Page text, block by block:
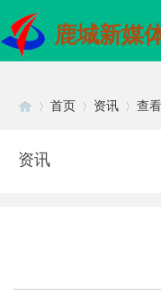
鹿城新媒
首页 资讯 查
资讯